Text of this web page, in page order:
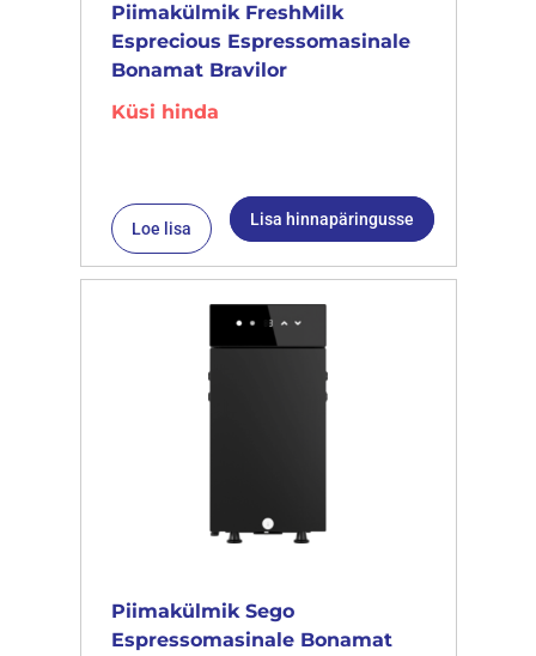
Piimakülmik FreshMilk
Esprecious Espressomasinale
Bonamat Bravilor
Küsi hinda
Loe lisa Lisa hinnapäringusse
Piimakülmik Sego
Espressomasinale Bonamat